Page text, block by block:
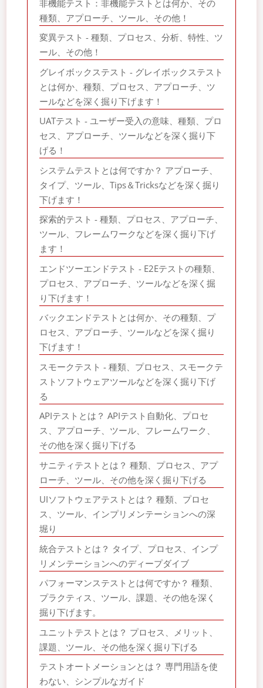
非機能テスト：非機能テストとは何か、その
種類、アプローチ、ツール、その他！
変異テスト - 種類、プロセス、分析、特性、ツ
ール、その他！
グレイボックステスト - グレイボックステスト
とは何か、種類、プロセス、アプローチ、ツ
ールなどを深く掘り下げます！
UATテスト - ユーザー受入の意味、種類、プロ
セス、アプローチ、ツールなどを深く掘り下
げる！
システムテストとは何ですか？ アプローチ、
タイプ、ツール、Tips＆Tricksなどを深く掘り
下げます！
探索的テスト - 種類、プロセス、アプローチ、
ツール、フレームワークなどを深く掘り下げ
ます！
エンドツーエンドテスト - E2Eテストの種類、
プロセス、アプローチ、ツールなどを深く掘
り下げます！
バックエンドテストとは何か、その種類、プ
ロセス、アプローチ、ツールなどを深く掘り
下げます！
スモークテスト - 種類、プロセス、スモークテ
ストソフトウェアツールなどを深く掘り下げ
る
APIテストとは？ APIテスト自動化、プロセ
ス、アプローチ、ツール、フレームワーク、
その他を深く掘り下げる
サニティテストとは？ 種類、プロセス、アプ
ローチ、ツール、その他を深く掘り下げる
UIソフトウェアテストとは？ 種類、プロセ
ス、ツール、インプリメンテーションへの深
堀り
統合テストとは？ タイプ、プロセス、インプ
リメンテーションへのディープダイブ
パフォーマンステストとは何ですか？ 種類、
プラクティス、ツール、課題、その他を深く
掘り下げます。
ユニットテストとは？ プロセス、メリット、
課題、ツール、その他を深く掘り下げる
テストオートメーションとは？ 専門用語を使
わない、シンプルなガイド